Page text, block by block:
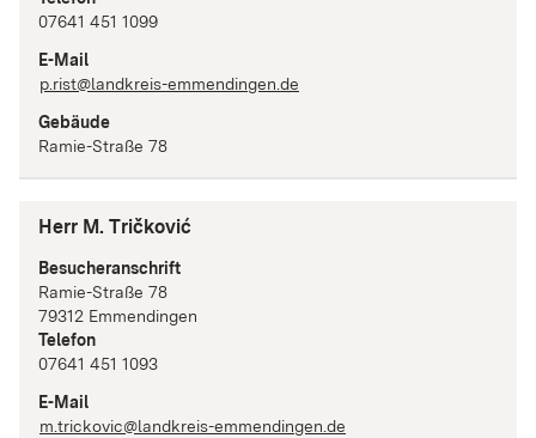
07641 451 1099
E-Mail
p.rist@landkreis-emmendingen.de
Gebäude
Ramie-Straße 78
Herr M. Tričković
Besucheranschrift
Ramie-Straße 78
79312 Emmendingen
Telefon
07641 451 1093
E-Mail
m.trickovic@landkreis-emmendingen.de